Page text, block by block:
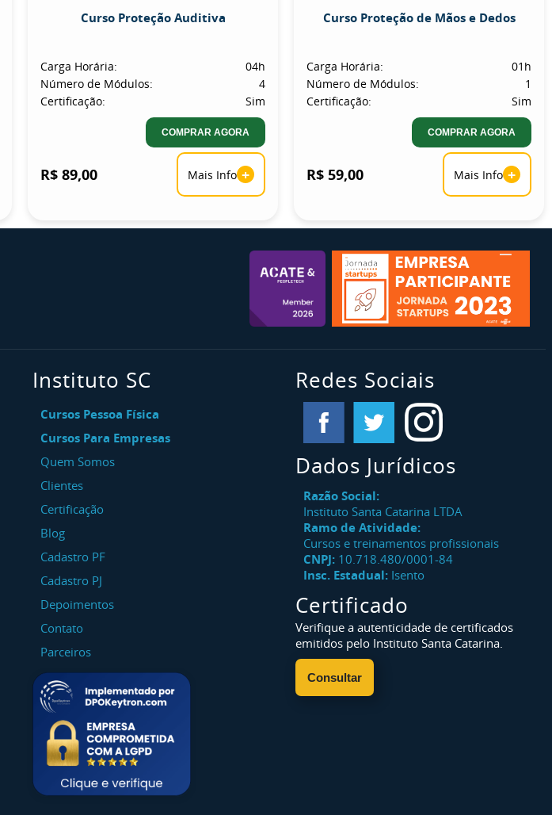
Curso Proteção Auditiva
Carga Horária:
04h
Número de Módulos:
4
Certificação:
Sim
COMPRAR AGORA
R$ 89,00 Mais Info +
Curso Proteção de Mãos e Dedos
Carga Horária:
01h
Número de Módulos:
1
Certificação:
Sim
COMPRAR AGORA
R$ 59,00 Mais Info +
Instituto SC
Cursos Pessoa Física
Cursos Para Empresas
Quem Somos
Clientes
Certificação
Blog
Cadastro PF
Cadastro PJ
Depoimentos
Contato
Parceiros
Redes Sociais
Dados Jurídicos
Razão Social:
Instituto Santa Catarina LTDA
Ramo de Atividade:
Cursos e treinamentos profissionais
CNPJ: 10.718.480/0001-84
Insc. Estadual: Isento
Certificado
Verifique a autenticidade de certificados
emitidos pelo Instituto Santa Catarina.
Consultar